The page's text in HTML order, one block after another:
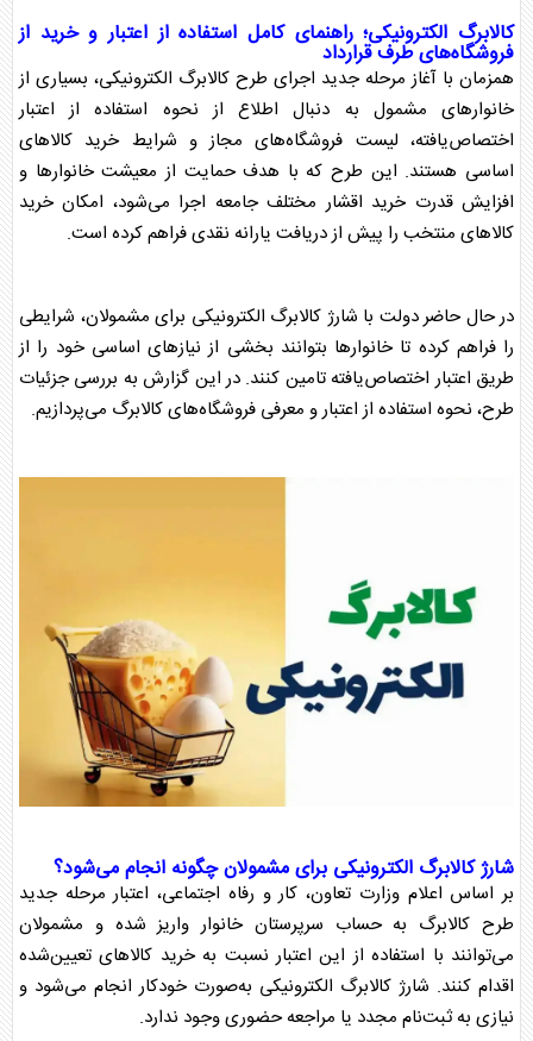
کالابرگ الکترونیکی؛ راهنمای کامل استفاده از اعتبار و خرید از
فروشگاه‌های طرف قرارداد
همزمان با آغاز مرحله جدید اجرای طرح کالابرگ الکترونیکی، بسیاری از
خانوارهای مشمول به دنبال اطلاع از نحوه استفاده از اعتبار
اختصاص‌یافته، لیست فروشگاه‌های مجاز و شرایط خرید کالاهای
اساسی هستند. این طرح که با هدف حمایت از معیشت خانوارها و
افزایش قدرت خرید اقشار مختلف جامعه اجرا می‌شود، امکان خرید
کالاهای منتخب را پیش از دریافت یارانه نقدی فراهم کرده است.
در حال حاضر دولت با شارژ کالابرگ الکترونیکی برای مشمولان، شرایطی
را فراهم کرده تا خانوارها بتوانند بخشی از نیازهای اساسی خود را از
طریق اعتبار اختصاص‌یافته تامین کنند. در این گزارش به بررسی جزئیات
طرح، نحوه استفاده از اعتبار و معرفی فروشگاه‌هایکالابرگ می‌پردازیم.
شارژکالابرگ الکترونیکی برای مشمولان چگونه انجام می‌شود؟
بر اساس اعلام وزارت تعاون، کار و رفاه اجتماعی، اعتبار مرحله جدید
طرح کالابرگ به حساب سرپرستان خانوار واریز شده و مشمولان
می‌توانند با استفاده از این اعتبار نسبت به خرید کالاهای تعیین‌شده
اقدام کنند. شارژ کالابرگ الکترونیکی به‌صورت خودکار انجام می‌شود و
نیازی به ثبت‌نام مجدد یا مراجعه حضوری وجود ندارد.